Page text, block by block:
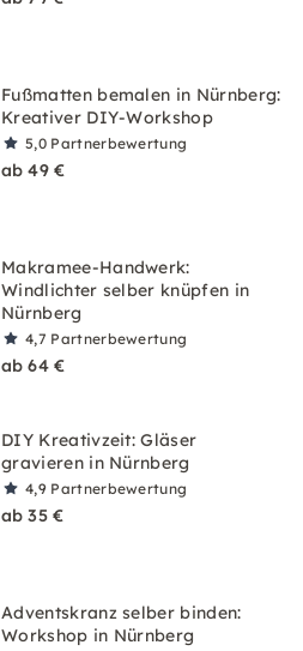
Fußmatten bemalen in Nürnberg:
Kreativer DIY-Workshop
5,0 Partnerbewertung
ab 49 €
Makramee-Handwerk:
Windlichter selber knüpfen in
Nürnberg
4,7 Partnerbewertung
ab 64 €
DIY Kreativzeit: Gläser
gravieren in Nürnberg
4,9 Partnerbewertung
ab 35 €
Adventskranz selber binden:
Workshop in Nürnberg